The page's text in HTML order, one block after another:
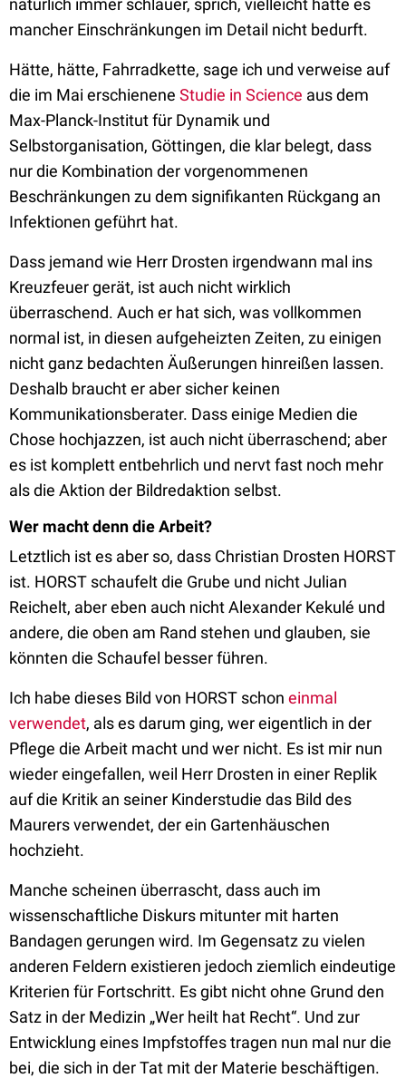
natürlich immer schlauer, sprich, vielleicht hätte es
mancher Einschränkungen im Detail nicht bedurft.
Hätte, hätte, Fahrradkette, sage ich und verweise auf
die im Mai erschienene Studie in Science aus dem
Max-Planck-Institut für Dynamik und
Selbstorganisation, Göttingen, die klar belegt, dass
nur die Kombination der vorgenommenen
Beschränkungen zu dem signifikanten Rückgang an
Infektionen geführt hat.
Dass jemand wie Herr Drosten irgendwann mal ins
Kreuzfeuer gerät, ist auch nicht wirklich
überraschend. Auch er hat sich, was vollkommen
normal ist, in diesen aufgeheizten Zeiten, zu einigen
nicht ganz bedachten Äußerungen hinreißen lassen.
Deshalb braucht er aber sicher keinen
Kommunikationsberater. Dass einige Medien die
Chose hochjazzen, ist auch nicht überraschend; aber
es ist komplett entbehrlich und nervt fast noch mehr
als die Aktion der Bildredaktion selbst.
Wer macht denn die Arbeit?
Letztlich ist es aber so, dass Christian Drosten HORST
ist. HORST schaufelt die Grube und nicht Julian
Reichelt, aber eben auch nicht Alexander Kekulé und
andere, die oben am Rand stehen und glauben, sie
könnten die Schaufel besser führen.
Ich habe dieses Bild von HORST schon einmal
verwendet, als es darum ging, wer eigentlich in der
Pflege die Arbeit macht und wer nicht. Es ist mir nun
wieder eingefallen, weil Herr Drosten in einer Replik
auf die Kritik an seiner Kinderstudie das Bild des
Maurers verwendet, der ein Gartenhäuschen
hochzieht.
Manche scheinen überrascht, dass auch im
wissenschaftliche Diskurs mitunter mit harten
Bandagen gerungen wird. Im Gegensatz zu vielen
anderen Feldern existieren jedoch ziemlich eindeutige
Kriterien für Fortschritt. Es gibt nicht ohne Grund den
Satz in der Medizin „Wer heilt hat Recht“. Und zur
Entwicklung eines Impfstoffes tragen nun mal nur die
bei, die sich in der Tat mit der Materie beschäftigen.